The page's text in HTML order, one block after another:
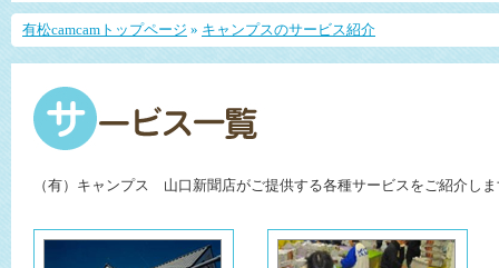
有松camcamトップページ » キャンプスのサービス紹介
（有）キャンプス 山口新聞店がご提供する各種サービスをご紹介し